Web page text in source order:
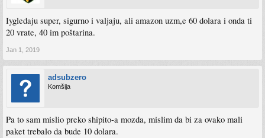
Iygledaju super, sigurno i valjaju, ali amazon uzm,e 60 dolara i onda ti
20 vrate, 40 im poštarina.
Jan 1, 2019
adsubzero
Komšija
Pa to sam mislio preko shipito-a mozda, mislim da bi za ovako mali
paket trebalo da bude 10 dolara.